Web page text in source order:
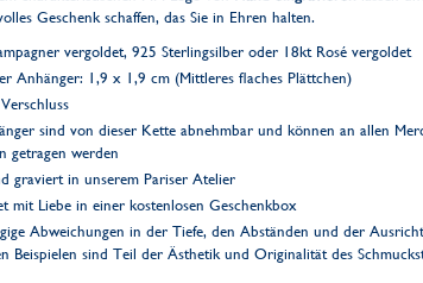
Geschenk schaffen, das Sie in Ehren halten.
vergoldet, 925 Sterlingsilber oder 18kt Rosé vergoldet
Anhänger: 1,9 x 1,9 cm (Mittleres flaches Plättchen)
sind von dieser Kette abnehmbar und können an allen
getragen werden
graviert in unserem Pariser Atelier
mit Liebe in einer kostenlosen Geschenkbox
Abweichungen in der Tiefe, den Abständen und der
Beispielen sind Teil der Ästhetik und Originalität des